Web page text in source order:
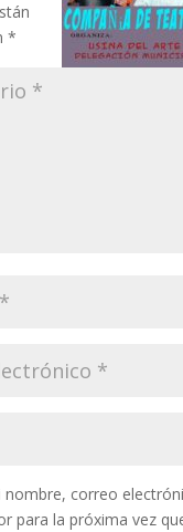
*
nombre, correo
para la próxima vez